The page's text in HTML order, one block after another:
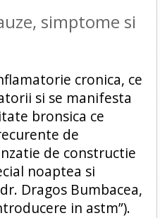
simptome si
cronica, ce
si se manifesta
bronsica ce
de
de constructie
noaptea si
Dragos Bumbacea,
in astm”).